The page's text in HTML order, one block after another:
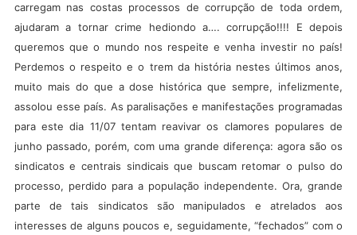
carregam nas costas processos de corrupção de toda ordem,
ajudaram a tornar crime hediondo a…. corrupção!!!! E depois
queremos que o mundo nos respeite e venha investir no país!
Perdemos o respeito e o trem da história nestes últimos anos,
muito mais do que a dose histórica que sempre, infelizmente,
assolou esse país. As paralisações e manifestações programadas
para este dia 11/07 tentam reavivar os clamores populares de
junho passado, porém, com uma grande diferença: agora são os
sindicatos e centrais sindicais que buscam retomar o pulso do
processo, perdido para a população independente. Ora, grande
parte de tais sindicatos são manipulados e atrelados aos
interesses de alguns poucos e, seguidamente, “fechados” com o